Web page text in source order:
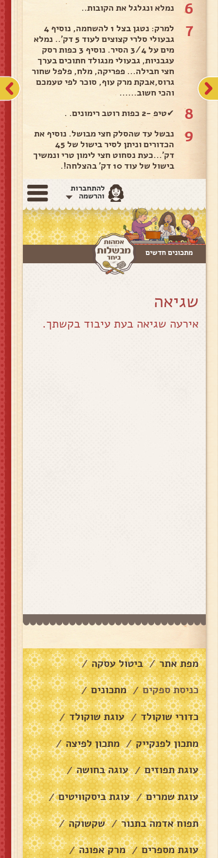
6 נמלא ונגלגל את הקובות..
7
למרק: נטגן בצל 1 להשחמה, נוסיף 4
גבעולי סלרי קצוצים לעוד 5 דק'.. נמלא
מים על 3/4 הסיר. נוסיף 3 כפות רסק
עגבניות, גבעולי מנגולד חתוכים בערך
חצי חבילה... פפריקה, מלח, פלפל שחור
גרוס,אבקת מרק עוף, סוכר לפי טעמכם
והכי חשוב......
8 ✔טיפ -2 כפות רוטב רימונים. .
9
נבשל עד שהסלק חצי מבושל. נוסיף את
הכדורים וניתן לסיר בישול של 45
דק'...כעת נסחוט חצי לימון טרי ונמשיך
בישול של עוד 10 דק' בהצלחה!.
להתחברות
והרשמה
מתכונים חדשים
שגיאה
אירעה שגיאה בעת עיבוד בקשתך.
מפת אתר / ביטול עסקה /
כניסת ספקים / מתכונים /
כדורי שוקולד / עוגת שוקולד /
מתכון לפנקייק / מתכון לפיצה /
עוגת תפוזים / עוגה בחושה /
עוגת שמרים / עוגת ביסקוויטים /
תפוח אדמה בתנור / שקשוקה /
עוגת מספרים / מרק אפונה /